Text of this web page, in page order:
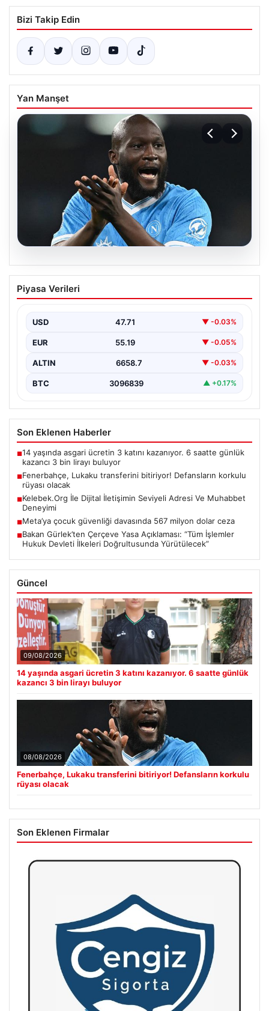
Bizi Takip Edin
Yan Manşet
Fenerbahçe, Lukaku transferini
bitiriyor! Defansların korkulu rüyası
Piyasa Verileri
USD 47.71 ▼ -0.03%
EUR 55.19 ▼ -0.05%
ALTIN 6658.7 ▼ -0.03%
BTC 3096839 ▲ +0.17%
Son Eklenen Haberler
■14 yaşında asgari ücretin 3 katını kazanıyor. 6 saatte günlük
kazancı 3 bin lirayı buluyor
■Fenerbahçe, Lukaku transferini bitiriyor! Defansların korkulu
rüyası olacak
■Kelebek.Org İle Dijital İletişimin Seviyeli Adresi Ve Muhabbet
Deneyimi
■Meta’ya çocuk güvenliği davasında 567 milyon dolar ceza
■Bakan Gürlek’ten Çerçeve Yasa Açıklaması: “Tüm İşlemler
Hukuk Devleti İlkeleri Doğrultusunda Yürütülecek”
Güncel
09/08/2026
14 yaşında asgari ücretin 3 katını kazanıyor. 6 saatte günlük
kazancı 3 bin lirayı buluyor
08/08/2026
Fenerbahçe, Lukaku transferini bitiriyor! Defansların korkulu
rüyası olacak
Son Eklenen Firmalar